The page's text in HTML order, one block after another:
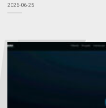
2026-06-25